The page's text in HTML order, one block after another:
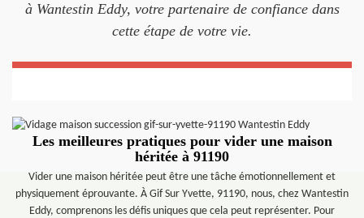
à Wantestin Eddy, votre partenaire de confiance dans
cette étape de votre vie.
Les meilleures pratiques pour vider une maison
héritée à 91190
Vider une maison héritée peut être une tâche émotionnellement et
physiquement éprouvante. À Gif Sur Yvette, 91190, nous, chez Wantestin
Eddy, comprenons les défis uniques que cela peut représenter. Pour